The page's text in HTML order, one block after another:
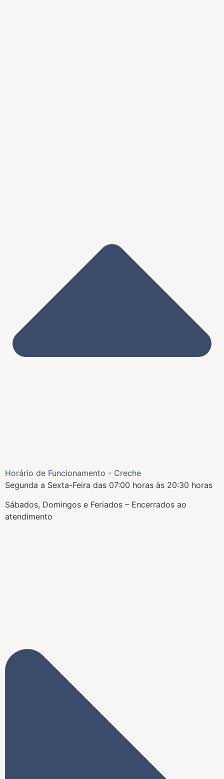
Horário de Funcionamento - Creche
Segunda a Sexta-Feira das 07:00 horas às 20:30 horas
Sábados, Domingos e Feriados – Encerrados ao
atendimento